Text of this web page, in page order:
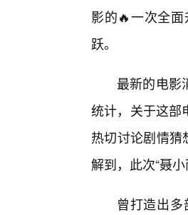
影的🔥一次全
跃。
最新的电影
统计，关于这部
热切讨论剧情猜
解到，此次“聂
曾打造出